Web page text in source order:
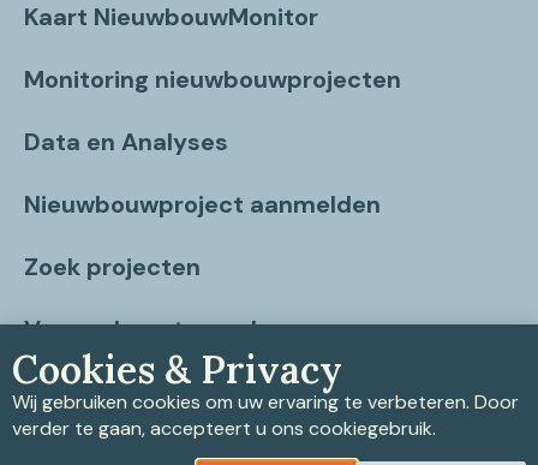
Kaart NieuwbouwMonitor
Monitoring nieuwbouwprojecten
Data en Analyses
Nieuwbouwproject aanmelden
Zoek projecten
Vragen beantwoord
Contact
Cookies & Privacy
Wij gebruiken cookies om uw ervaring te verbeteren. Door
verder te gaan, accepteert u ons cookiegebruik.